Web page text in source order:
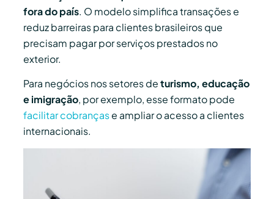
fora do país. O modelo simplifica transações e
reduz barreiras para clientes brasileiros que
precisam pagar por serviços prestados no
exterior.
Para negócios nos setores deturismo, educação
e imigração, por exemplo, esse formato pode
facilitar cobrançase ampliar o acesso a clientes
internacionais.